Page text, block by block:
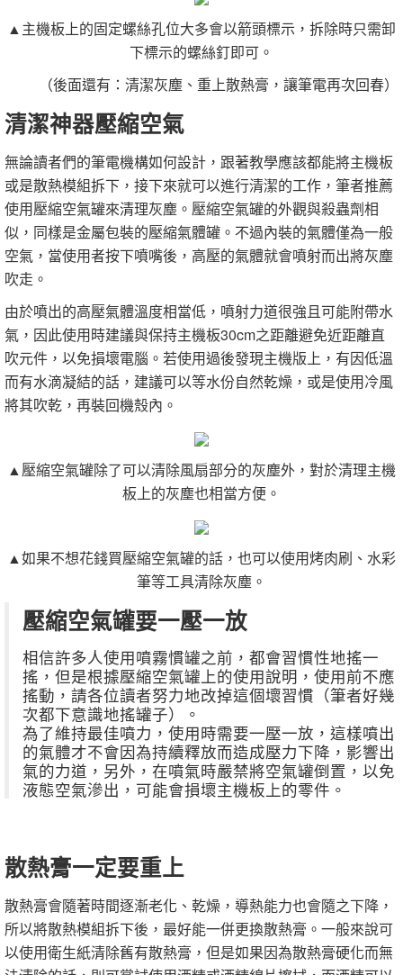
▲主機板上的固定螺絲孔位大多會以箭頭標示，拆除時只需卸
下標示的螺絲釘即可。
（後面還有：清潔灰塵、重上散熱膏，讓筆電再次回春）
清潔神器壓縮空氣
無論讀者們的筆電機構如何設計，跟著教學應該都能將主機板
或是散熱模組拆下，接下來就可以進行清潔的工作，筆者推薦
使用壓縮空氣罐來清理灰塵。壓縮空氣罐的外觀與殺蟲劑相
似，同樣是金屬包裝的壓縮氣體罐。不過內裝的氣體僅為一般
空氣，當使用者按下噴嘴後，高壓的氣體就會噴射而出將灰塵
吹走。
由於噴出的高壓氣體溫度相當低，噴射力道很強且可能附帶水
氣，因此使用時建議與保持主機板30cm之距離避免近距離直
吹元件，以免損壞電腦。若使用過後發現主機版上，有因低溫
而有水滴凝結的話，建議可以等水份自然乾燥，或是使用冷風
將其吹乾，再裝回機殼內。
▲壓縮空氣罐除了可以清除風扇部分的灰塵外，對於清理主機
板上的灰塵也相當方便。
▲如果不想花錢買壓縮空氣罐的話，也可以使用烤肉刷、水彩
筆等工具清除灰塵。
壓縮空氣罐要一壓一放
相信許多人使用噴霧慣罐之前，都會習慣性地搖一
搖，但是根據壓縮空氣罐上的使用說明，使用前不應
搖動，請各位讀者努力地改掉這個壞習慣（筆者好幾
次都下意識地搖罐子）。
為了維持最佳噴力，使用時需要一壓一放，這樣噴出
的氣體才不會因為持續釋放而造成壓力下降，影響出
氣的力道，另外，在噴氣時嚴禁將空氣罐倒置，以免
液態空氣滲出，可能會損壞主機板上的零件。
散熱膏一定要重上
散熱膏會隨著時間逐漸老化、乾燥，導熱能力也會隨之下降，
所以將散熱模組拆下後，最好能一併更換散熱膏。一般來說可
以使用衛生紙清除舊有散熱膏，但是如果因為散熱膏硬化而無